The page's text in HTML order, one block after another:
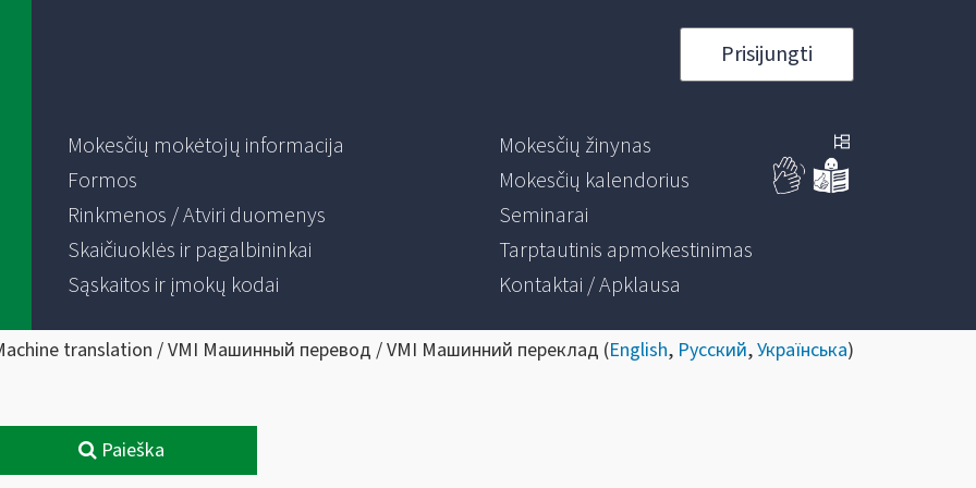
Prisijungti
Mokesčių mokėtojų informacija
Formos
Rinkmenos / Atviri duomenys
Skaičiuoklės ir pagalbininkai
Sąskaitos ir įmokų kodai
Mokesčių žinynas
Mokesčių kalendorius
Seminarai
Tarptautinis apmokestinimas
Kontaktai / Apklausa
translation / VMI Машинный перевод / VMI Машинний переклад (English, Русский,Українська)
Paieška